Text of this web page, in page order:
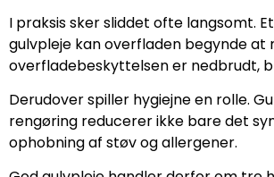
I praksis sker sliddet ofte langsomt.
gulvpleje kan overfladen begynde at
overfladebeskyttelsen er nedbrudt,
Derudover spiller hygiejne en rolle.
rengøring reducerer ikke bare det
ophobning af støv og allergener.